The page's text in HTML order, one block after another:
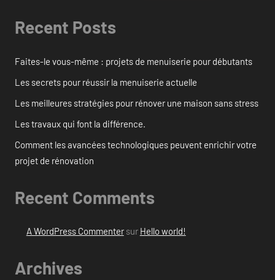
Recent Posts
Faites-le vous-même : projets de menuiserie pour débutants
Les secrets pour réussir la menuiserie actuelle
Les meilleures stratégies pour rénover une maison sans stress
Les travaux qui font la différence.
Comment les avancées technologiques peuvent enrichir votre
projet de rénovation
Recent Comments
A WordPress Commentersur Hello world!
Archives